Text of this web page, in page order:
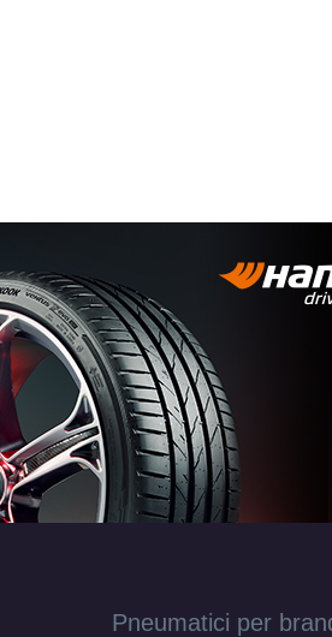
Pneumatici per